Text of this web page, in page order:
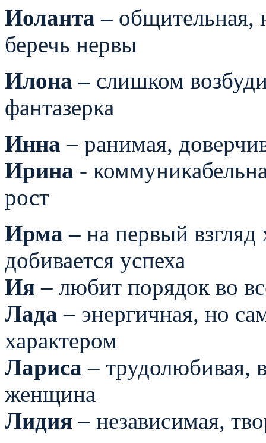
Иоланта – общительная,
беречь нервы
Илона – слишком
фантазерка
Инна – ранимая,
Ирина -
рост
Ирма – на первый
добивается успеха
Ия – любит порядок во
Лада – энергичная, но
характером
Лариса – трудолюбивая,
женщина
Лидия – независимая,